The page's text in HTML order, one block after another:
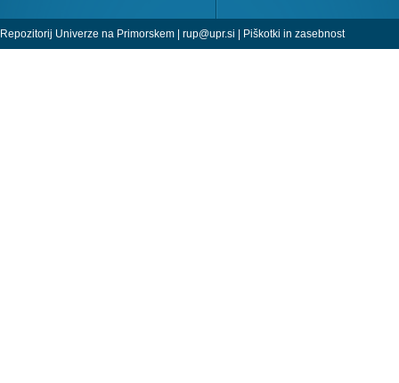
Repozitorij Univerze na Primorskem | rup@upr.si | Piškotki in zasebnost